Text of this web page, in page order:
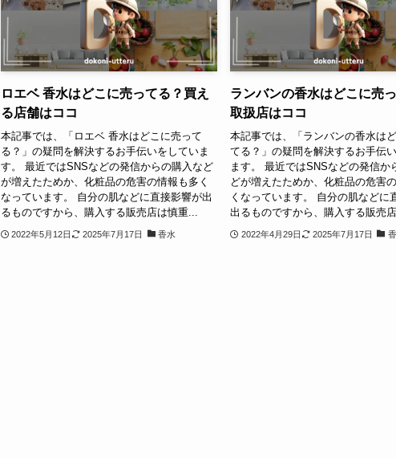
ロエベ 香水はどこに売ってる？買え
る店舗はココ
本記事では、「ロエベ 香水はどこに売って
る？」の疑問を解決するお手伝いをしていま
す。 最近ではSNSなどの発信からの購入など
が増えたためか、化粧品の危害の情報も多く
なっています。 自分の肌などに直接影響が出
るものですから、購入する販売店は慎重...
2022年5月12日 2025年7月17日 香水
ランバンの香水はどこに売
取扱店はココ
本記事では、「ランバンの香水は
てる？」の疑問を解決するお手伝
ます。 最近ではSNSなどの発信か
どが増えたためか、化粧品の危害
くなっています。 自分の肌などに
出るものですから、購入する販売店
2022年4月29日 2025年7月17日